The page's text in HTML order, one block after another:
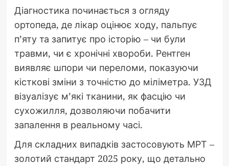
Діагностика починається з огляду
ортопеда, де лікар оцінює ходу, пальпує
п’яту та запитує про історію – чи були
травми, чи є хронічні хвороби. Рентген
виявляє шпори чи переломи, показуючи
кісткові зміни з точністю до міліметра. УЗД
візуалізує м’які тканини, як фасцію чи
сухожилля, дозволяючи побачити
запалення в реальному часі.
Для складних випадків застосовують МРТ –
золотий стандарт 2025 року, що детально